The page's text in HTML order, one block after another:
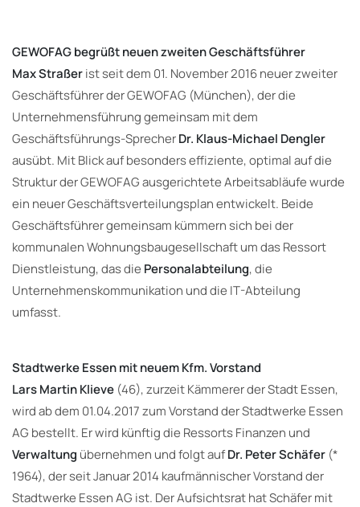
GEWOFAG begrüßt neuen zweiten Geschäftsführer
Max Straßerist seit dem 01. November 2016 neuer zweiter
Geschäftsführer der GEWOFAG (München), der die
Unternehmensführung gemeinsam mit dem
Geschäftsführungs-SprecherDr. Klaus-Michael Dengler
ausübt. Mit Blick auf besonders effiziente, optimal auf die
Struktur der GEWOFAG ausgerichtete Arbeitsabläufe wurde
ein neuer Geschäftsverteilungsplan entwickelt. Beide
Geschäftsführer gemeinsam kümmern sich bei der
kommunalen Wohnungsbaugesellschaft um das Ressort
Dienstleistung, das die Personalabteilung, die
Unternehmenskommunikation und die IT-Abteilung
umfasst.
Stadtwerke Essen mit neuem Kfm. Vorstand
Lars Martin Klieve (46), zurzeit Kämmerer der Stadt Essen,
wird ab dem 01.04.2017 zum Vorstand der Stadtwerke Essen
AG bestellt. Er wird künftig die Ressorts Finanzen und
Verwaltung übernehmen und folgt aufDr. Peter Schäfer (*
1964), der seit Januar 2014 kaufmännischer Vorstand der
Stadtwerke Essen AG ist. Der Aufsichtsrat hat Schäfer mit